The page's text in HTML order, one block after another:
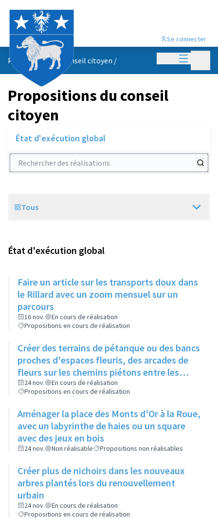
Menu
Se connecter
Propositions du conseil citoyen /
Propositions du conseil
citoyen
État d'exécution global
Rechercher des réalisations
Scope
Tous
État d'exécution global
Faire un article sur les transports doux dans
le Rillard avec un zoom mensuel sur un
parcours
16 nov.
En cours de réalisation
Propositions en cours de réalisation
Créer des terrains de pétanque ou des bancs
proches d'espaces fleuris, des arcades de
fleurs sur les chemins piétons entre les
immeubles
24 nov.
En cours de réalisation
Propositions en cours de réalisation
Aménager la place des Monts d'Or à la Roue,
avec un labyrinthe de haies ou un square
avec des jeux en bois
24 nov. Non réalisable Propositions non réalisables
Créer plus de nichoirs dans les nouveaux
arbres plantés lors du renouvellement
urbain
24 nov.
En cours de réalisation
Propositions en cours de réalisation